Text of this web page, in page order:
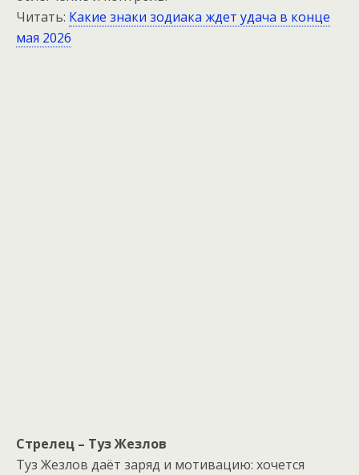
Читать: Какие знаки зодиака ждет удача в конце
мая 2026
Стрелец – Туз Жезлов
Туз Жезлов даёт заряд и мотивацию: хочется